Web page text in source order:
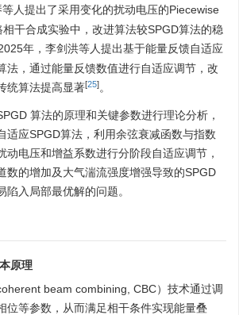
人提出了采用变化的扰动电压的Piecewise
干合成实验中，改进算法较SPGD算法的稳
年，李剑洪等人提出基于能量反馈自适应
法，通过能量反馈数值进行自适应调节，改
统算法提高显著[25]。
算法的原理和关键参数进行理论分析，
适应SPGD算法，利用余弦衰减函数与指数
动电压和增益系数进行分阶段自适应调节，
数的增加及大气湍流强度增强导致的SPGD
入局部最优解的问题。
原理
beam combining, CBC）技术通过调
位等参数，从而满足相干条件实现能量叠